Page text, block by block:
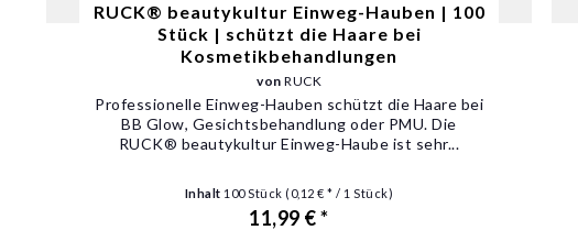
RUCK® beautykultur Einweg-Hauben | 100
Stück | schützt die Haare bei
Kosmetikbehandlungen
vonRUCK
Professionelle Einweg-Hauben schützt die Haare bei
BB Glow, Gesichtsbehandlung oder PMU. Die
RUCK® beautykultur Einweg-Haube ist sehr...
Inhalt 100 Stück (0,12 € * / 1 Stück)
11,99 € *